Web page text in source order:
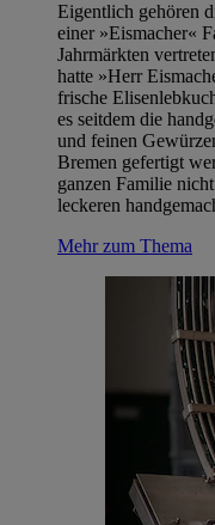
Eigentlich gehören
einer »Eismacher«
Jahrmärkten
hatte »Herr
frische
es seitdem die
und feinen
Bremen gefertigt
ganzen Familie
leckeren
Mehr zum Thema